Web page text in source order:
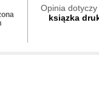
Opinia
ksiązka